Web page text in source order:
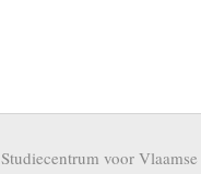
Studiecentrum voor